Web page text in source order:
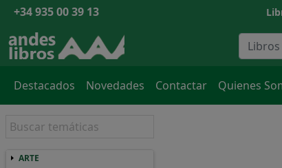
+34 935 00 39 13
Destacados Novedades Contactar Quienes
ARTE